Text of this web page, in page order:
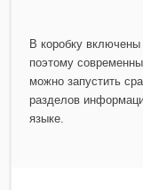
В коробку включены
поэтому
можно запустить
разделов
языке.